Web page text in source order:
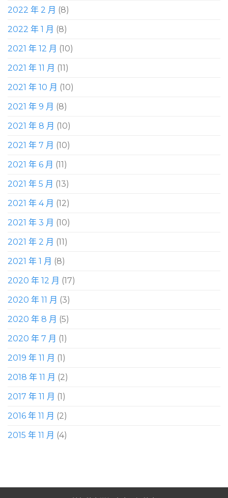
2022 年 2 月 (8)
2022 年 1 月 (8)
2021 年 12 月 (10)
2021 年 11 月 (11)
2021 年 10 月 (10)
2021 年 9 月 (8)
2021 年 8 月 (10)
2021 年 7 月 (10)
2021 年 6 月 (11)
2021 年 5 月 (13)
2021 年 4 月 (12)
2021 年 3 月 (10)
2021 年 2 月 (11)
2021 年 1 月 (8)
2020 年 12 月 (17)
2020 年 11 月 (3)
2020 年 8 月 (5)
2020 年 7 月 (1)
2019 年 11 月 (1)
2018 年 11 月 (2)
2017 年 11 月 (1)
2016 年 11 月 (2)
2015 年 11 月 (4)